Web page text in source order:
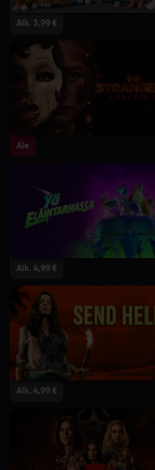
Alk. 3,99 €
Ale
Alk. 4,99 €
Alk. 4,99 €